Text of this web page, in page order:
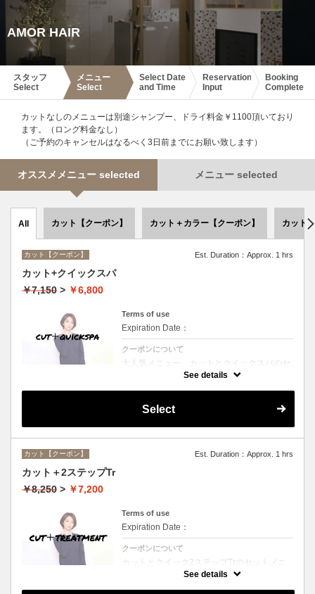
AMOR HAIR
スタッフ
Select
メニュー
Select
Select Date
and Time
Reservation
Input
Booking
Complete
カットなしのメニューは別途シャンプー、ドライ料金￥1100頂いており
ます。（ロング料金なし）
（ご予約のキャンセルはなるべく3日前までにお願い致します）
オススメメニュー selected メニュー selected
All カット【クーポン】 カット＋カラー【クーポン】 カット
カット【クーポン】 Est. Duration：Approx. 1 hrs
カット+クイックスパ
￥7,150 > ￥6,800
Terms of use
Expiration Date：
クーポンについて
大人気メニュー、カットとクイックスパのセ
ットメニュー。本場バリ式クイックスパで頭
See details
Select
カット【クーポン】 Est. Duration：Approx. 1 hrs
カット＋2ステップTr
￥8,250 > ￥7,200
Terms of use
Expiration Date：
クーポンについて
カットとクイック2ステップTrのセットメニ
ュー☆シャンプー、ブロー付。ロング料金な
See details